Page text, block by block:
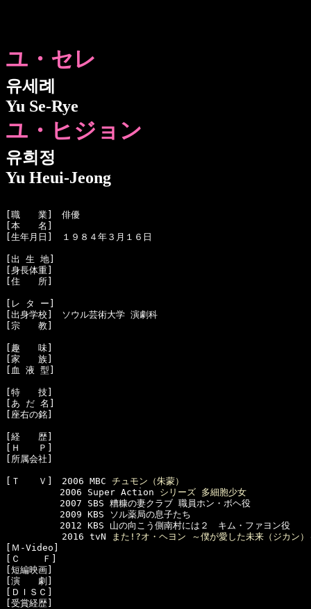
ユ・セレ
유세례
Yu Se-Rye
ユ・ヒジョン
유희정
Yu Heui-Jeong
[職　　業]　俳優
[本　　名]
[生年月日]　１９８４年３月１６日
[出 生 地]
[身長体重]
[住　　所]
[レ タ ー]
[出身学校]　ソウル芸術大学 演劇科
[宗　　教]
[趣　　味]
[家　　族]
[血 液 型]
[特　　技]
[あ だ 名]
[座右の銘]
[経　　歴]
[Ｈ　　Ｐ]
[所属会社]
[Ｔ　　Ｖ]　2006 MBC チュモン（朱蒙）
2006 Super Action シリーズ 多細胞少女
2007 SBS 糟糠の妻クラブ 職員ホン・ボヘ役
2009 KBS ソル薬局の息子たち
2012 KBS 山の向こう側南村には２　キム・ファヨン役
  　　　　　2016 tvN
また!?オ・ヘヨン ～僕が愛した未来（ジカン）
[Ｍ-Video]
[Ｃ    Ｆ]
[短編映画]
[演　　劇]
[ＤＩＳＣ]
[受賞経歴]